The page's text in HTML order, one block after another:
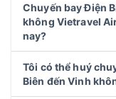
Chuyến bay Điện
không Vietravel
nay?
Tôi có thể huý
Biên đến Vinh